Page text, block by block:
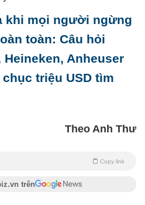
khi mọi người ngừng
toàn: Câu hỏi
Anheuser
triệu USD tìm
Theo Anh Thư
Copy link
trên